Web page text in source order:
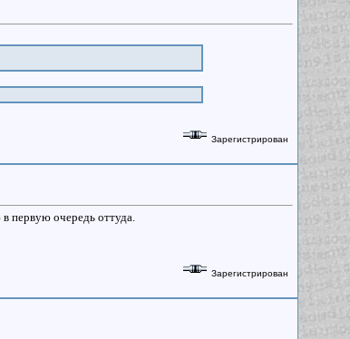
Зарегистрирован
первую очередь оттуда.
Зарегистрирован